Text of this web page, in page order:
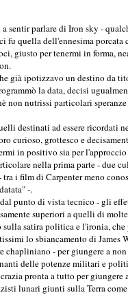
sentir parlare di Iron sky -
fu quella dell'ennesima
giusto per tenermi in forma,
già ipotizzavo un destino da
la data, decisi
non nutrissi particolari
destinati ad essere ricordati
curioso, grottesco e
in positivo sia per
nella prima parte - due
i film di Carpenter meno
-.
punto di vista tecnico - gli
superiori a quelli di
sulla satira politica e l'ironia,
lo sbiancamento di James
- per giungere a
delle potenze militari e
pronta a tutto per giungere
lunari giunti sulla Terra